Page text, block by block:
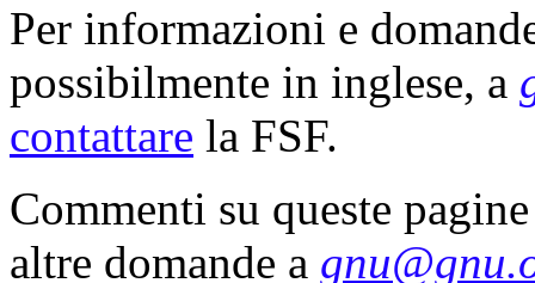
Per informazioni e
possibilmente in inglese, a
contattare la FSF.
Commenti su queste
altre domande a